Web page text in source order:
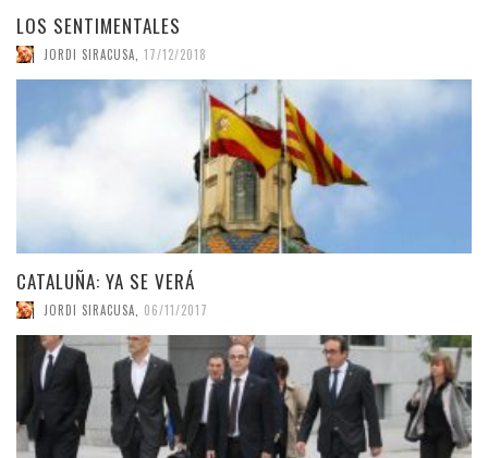
LOS SENTIMENTALES
JORDI SIRACUSA 17/12/2018
CATALUÑA: YA SE VERÁ
JORDI SIRACUSA 06/11/2017